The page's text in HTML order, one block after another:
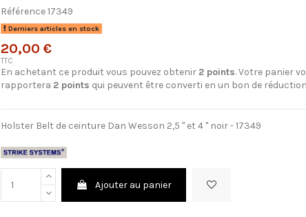
Référence17349
Derniers articles en stock
20,00 €
TTC
En achetant ce produit vous pouvez obtenir 2 points. Votre panier
rapportera 2 points qui peuvent être converti en un bon de
Holster Belt de ceinture Dan Wesson 2,5 " et 4 " noir - 17349
Ajouter au panier